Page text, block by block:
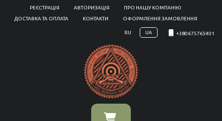
РЕЄСТРАЦІЯ АВТОРИЗАЦІЯ
ПРО НАШУ КОМПАНІЮ
ДОСТАВКА ТА ОПЛАТА
КОНТАКТИ ОФОРМЛЕННЯ ЗАМОВЛЕННЯ
RU UA +380675765401